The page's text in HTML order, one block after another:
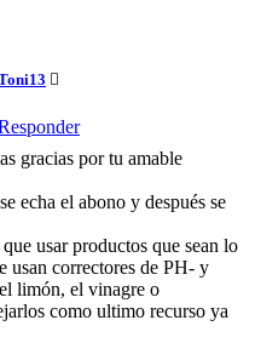
gracias por tu amable
echa el abono y después se
usar productos que sean lo
usan correctores de PH- y
limón, el vinagre o
como ultimo recurso ya